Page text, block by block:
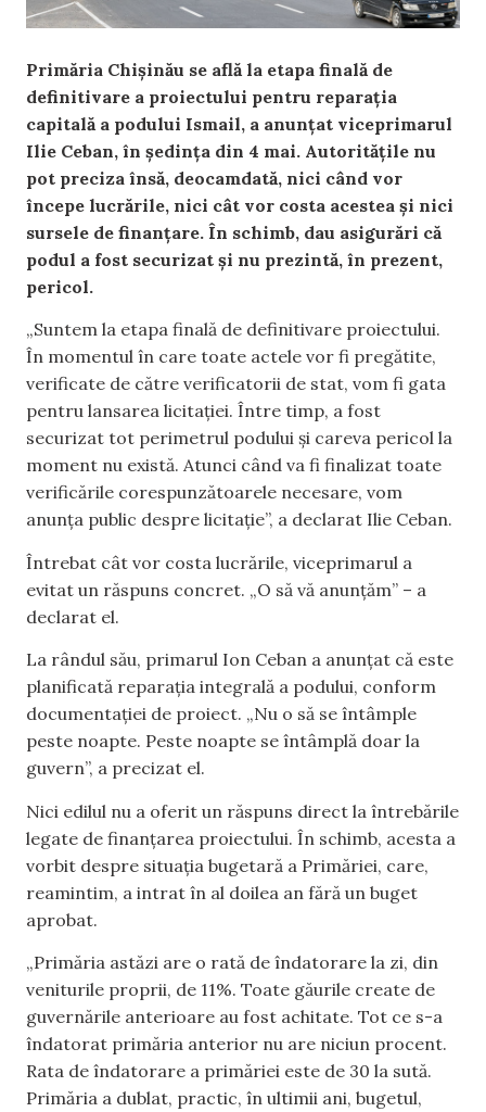
Primăria Chișinău se află la etapa finală de
definitivare a proiectului pentru reparația
capitală a podului Ismail, a anunțat viceprimarul
Ilie Ceban, în ședința din 4 mai. Autoritățile nu
pot preciza însă, deocamdată, nici când vor
începe lucrările, nici cât vor costa acestea și nici
sursele de finanțare. În schimb, dau asigurări că
podul a fost securizat și nu prezintă, în prezent,
pericol.
„Suntem la etapa finală de definitivare proiectului.
În momentul în care toate actele vor fi pregătite,
verificate de către verificatorii de stat, vom fi gata
pentru lansarea licitației. Între timp, a fost
securizat tot perimetrul podului și careva pericol la
moment nu există. Atunci când va fi finalizat toate
verificările corespunzătoarele necesare, vom
anunța public despre licitație”, a declarat Ilie Ceban.
Întrebat cât vor costa lucrările, viceprimarul a
evitat un răspuns concret. „O să vă anunțăm” – a
declarat el.
La rândul său, primarul Ion Ceban a anunțat că este
planificată reparația integrală a podului, conform
documentației de proiect. „Nu o să se întâmple
peste noapte. Peste noapte se întâmplă doar la
guvern”, a precizat el.
Nici edilul nu a oferit un răspuns direct la întrebările
legate de finanțarea proiectului. În schimb, acesta a
vorbit despre situația bugetară a Primăriei, care,
reamintim, a intrat în al doilea an fără un buget
aprobat.
„Primăria astăzi are o rată de îndatorare la zi, din
veniturile proprii, de 11%. Toate găurile create de
guvernările anterioare au fost achitate. Tot ce s-a
îndatorat primăria anterior nu are niciun procent.
Rata de îndatorare a primăriei este de 30 la sută.
Primăria a dublat, practic, în ultimii ani, bugetul,